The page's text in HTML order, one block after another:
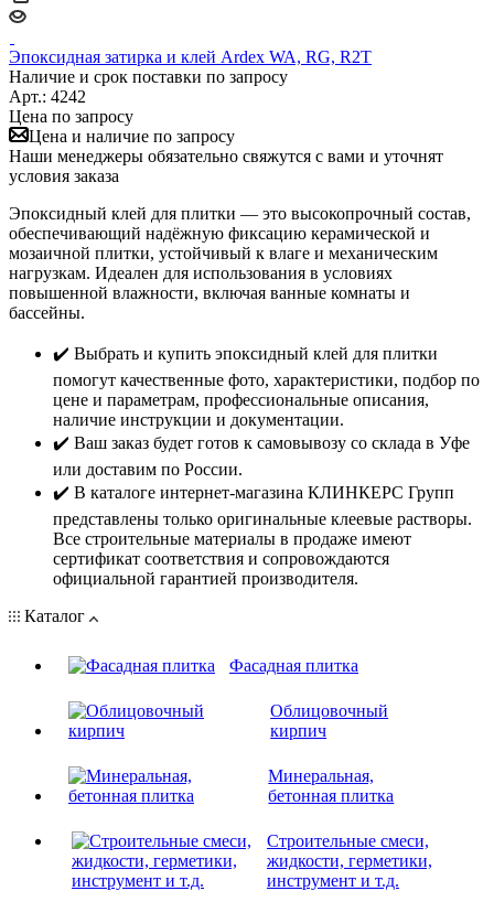
Эпоксидная затирка и клей Ardex WA, RG, R2T
Наличие и срок поставки по запросу
Арт.: 4242
Цена по запросу
Цена и наличие по запросу
Наши менеджеры обязательно свяжутся с вами и уточнят
условия заказа
Эпоксидный клей для плитки — это высокопрочный состав,
обеспечивающий надёжную фиксацию керамической и
мозаичной плитки, устойчивый к влаге и механическим
нагрузкам. Идеален для использования в условиях
повышенной влажности, включая ванные комнаты и
бассейны.
✔️ Выбрать и купить эпоксидный клей для плитки
помогут качественные фото, характеристики, подбор по
цене и параметрам, профессиональные описания,
наличие инструкции и документации.
✔️ Ваш заказ будет готов к самовывозу со склада в Уфе
или доставим по России.
✔️ В каталоге интернет-магазина КЛИНКЕРС Групп
представлены только оригинальные клеевые растворы.
Все строительные материалы в продаже имеют
сертификат соответствия и сопровождаются
официальной гарантией производителя.
Каталог
Фасадная плитка
Облицовочный
кирпич
Минеральная,
бетонная плитка
Строительные смеси,
жидкости, герметики,
инструмент и т.д.